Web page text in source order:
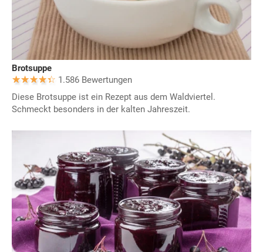
Brotsuppe
1.586 Bewertungen
Diese Brotsuppe ist ein Rezept aus dem Waldviertel.
Schmeckt besonders in der kalten Jahreszeit.